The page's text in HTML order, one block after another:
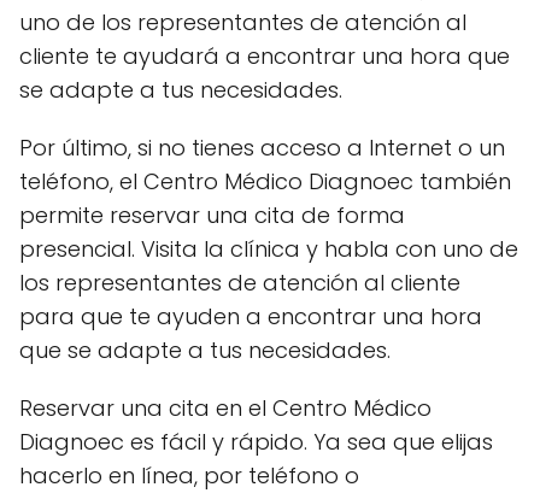
uno de los representantes de atención al
cliente te ayudará a encontrar una hora que
se adapte a tus necesidades.
Por último, si no tienes acceso a Internet o un
teléfono, el Centro Médico Diagnoec también
permite reservar una cita de forma
presencial. Visita la clínica y habla con uno de
los representantes de atención al cliente
para que te ayuden a encontrar una hora
que se adapte a tus necesidades.
Reservar una cita en el Centro Médico
Diagnoec es fácil y rápido. Ya sea que elijas
hacerlo en línea, por teléfono o